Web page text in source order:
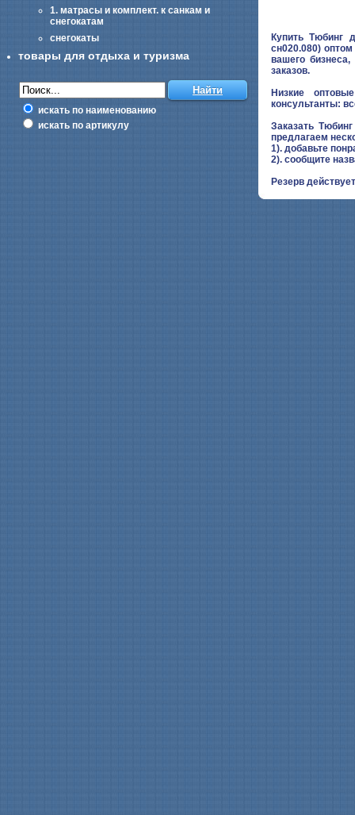
1. матрасы и комплект. к санкам и
снегокатам
снегокаты
товары для отдыха и туризма
искать по наименованию
искать по артикулу
Купить
сн020.080)
вашего
заказов.
Низкие
консультанты:
Заказать
предлагаем
1). добавьте
2). сообщите
Резерв